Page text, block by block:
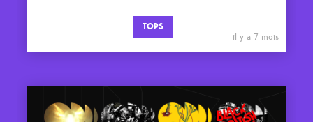
TOPS
il y a 7 mois